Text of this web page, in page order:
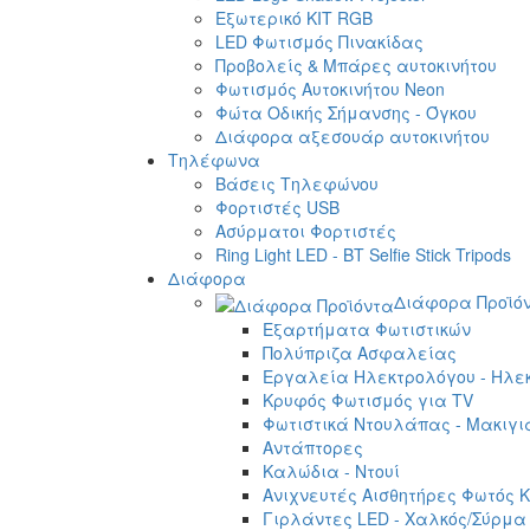
Εξωτερικό ΚΙΤ RGB
LED Φωτισμός Πινακίδας
Προβολείς & Μπάρες αυτοκινήτου
Φωτισμός Αυτοκινήτου Neon
Φώτα Οδικής Σήμανσης - Όγκου
Διάφορα αξεσουάρ αυτοκινήτου
Τηλέφωνα
Βάσεις Τηλεφώνου
Φορτιστές USB
Ασύρματοι Φορτιστές
Ring Light LED - BT Selfie Stick Tripods
Διάφορα
Διάφορα
Εξαρτήματα Φωτιστικών
Πολύπριζα Ασφαλείας
Εργαλεία Ηλεκτρολόγου -
Κρυφός Φωτισμός για TV
Φωτιστικά Ντουλάπας -
Αντάπτορες
Καλώδια - Ντουί
Ανιχνευτές Αισθητήρες Φωτός
Γιρλάντες LED - Χαλκός/Σύρμα